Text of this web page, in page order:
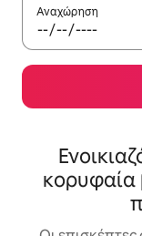
Αναχώρηση
κορυφαία